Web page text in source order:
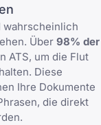
wahrscheinlich
Über 98% der
ATS, um die Flut
Diese
Ihre Dokumente
die direkt